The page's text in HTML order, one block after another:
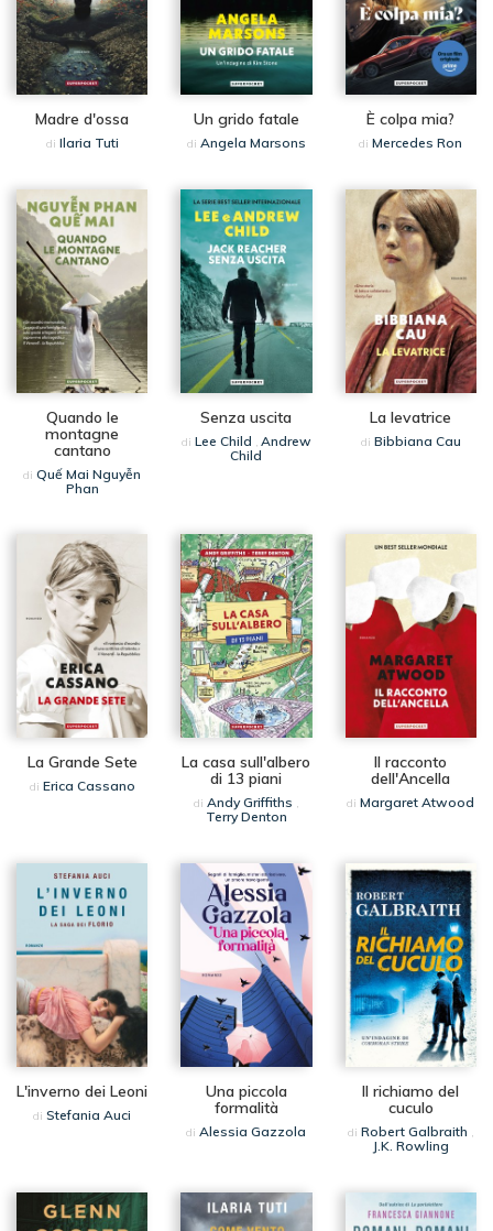
Madre d'ossa
di Ilaria Tuti
Un grido fatale
di Angela Marsons
È colpa mia?
diMercedes Ron
Quando le
montagne
cantano
diQuế Mai Nguyễn
Phan
Senza uscita
di Lee Child Andrew
Child
La levatrice
di Bibbiana Cau
La Grande Sete
di Erica Cassano
La casa sull'albero
di 13 piani
diAndy Griffiths ,
Terry Denton
Il racconto
dell'Ancella
di Margaret Atwood
L'inverno dei Leoni
diStefania Auci
Una piccola
formalità
diAlessia Gazzola
Il richiamo del
cuculo
di Robert Galbraith ,
J.K. Rowling